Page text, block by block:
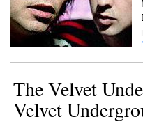
The Velvet
Velvet